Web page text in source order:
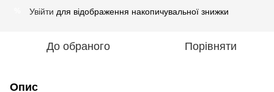
Увійти для відображення накопичувальної знижки
До обраного Порівняти
Опис